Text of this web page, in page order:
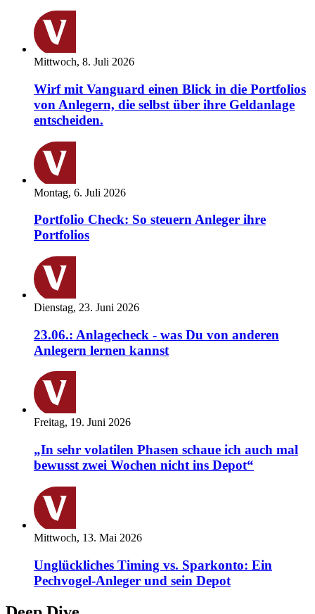
Mittwoch, 8. Juli 2026
Wirf mit Vanguard einen Blick in die Portfolios
von Anlegern, die selbst über ihre Geldanlage
entscheiden.
Montag, 6. Juli 2026
Portfolio Check: So steuern Anleger ihre
Portfolios
Dienstag, 23. Juni 2026
23.06.: Anlagecheck - was Du von anderen
Anlegern lernen kannst
Freitag, 19. Juni 2026
„In sehr volatilen Phasen schaue ich auch mal
bewusst zwei Wochen nicht ins Depot“
Mittwoch, 13. Mai 2026
Unglückliches Timing vs. Sparkonto: Ein
Pechvogel-Anleger und sein Depot